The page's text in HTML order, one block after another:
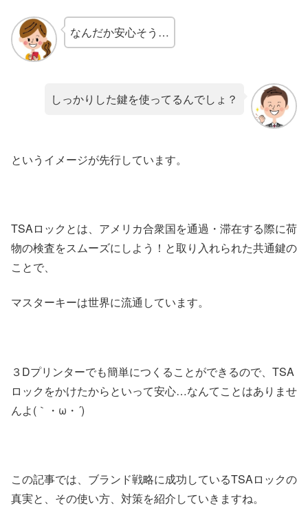
なんだか安心そう…
しっかりした鍵を使ってるんでしょ？
というイメージが先行しています。
TSAロックとは、アメリカ合衆国を通過・滞在する際に荷
物の検査をスムーズにしよう！と取り入れられた共通鍵の
ことで、
マスターキーは世界に流通しています。
３Dプリンターでも簡単につくることができるので、TSA
ロックをかけたからといって安心…なんてことはありませ
んよ(｀・ω・´)
この記事では、ブランド戦略に成功しているTSAロックの
真実と、その使い方、対策を紹介していきますね。